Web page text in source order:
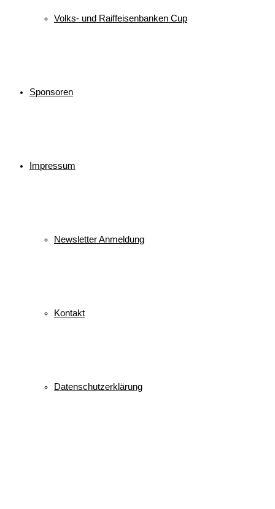
Volks- und Raiffeisenbanken Cup
Sponsoren
Impressum
Newsletter Anmeldung
Kontakt
Datenschutzerklärung